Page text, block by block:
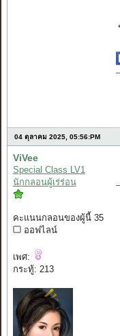
04 ตุลาคม 2025, 05:56:PM
ViVee
Special Class LV1
นักกลอนผู้เร่ร่อน
คะแนนกลอนของผู้นี้ 35
ออฟไลน์
เพศ:
กระทู้: 213